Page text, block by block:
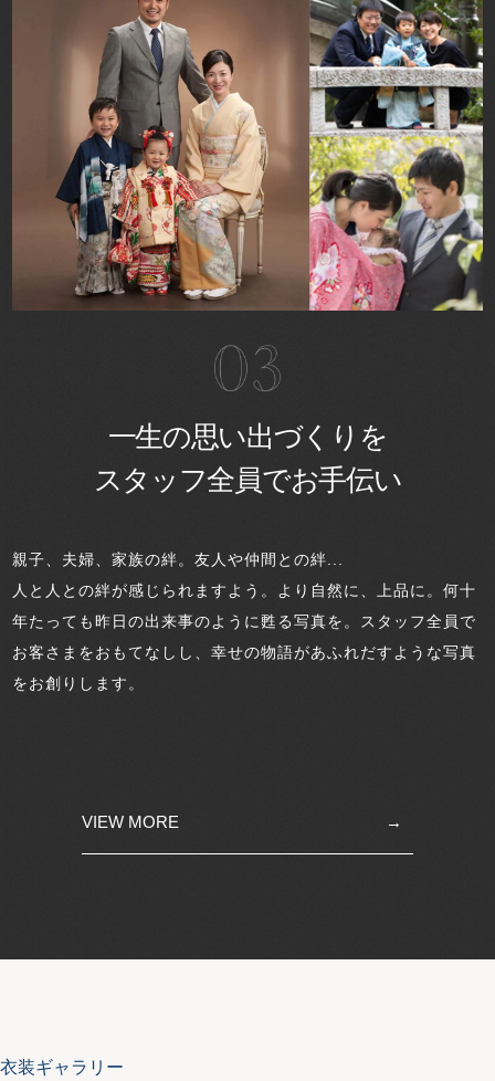
一生の思い出づくりを
スタッフ全員でお手伝い
親子、夫婦、家族の絆。友人や仲間との絆...
人と人との絆が感じられますよう。より自然に、上品に。何十
年たっても昨日の出来事のように甦る写真を。スタッフ全員で
お客さまをおもてなしし、幸せの物語があふれだすような写真
をお創りします。
VIEW MORE
衣装ギャラリー